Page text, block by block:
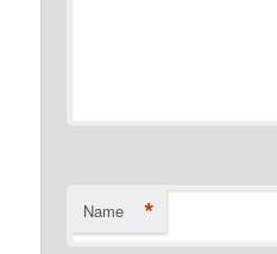
Name *